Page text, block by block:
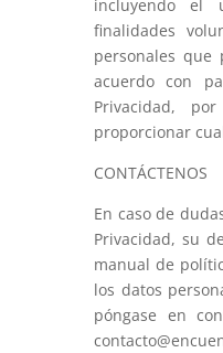
incluyendo el
finalidades
personales que
acuerdo con
Privacidad,
proporcionar
CONTÁCTENOS
En caso de
Privacidad, su
manual de
los datos
póngase en